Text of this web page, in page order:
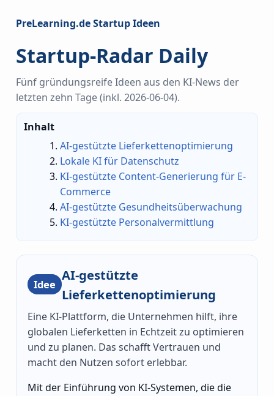
PreLearning.de Startup Ideen
Startup-Radar Daily
Fünf gründungsreife Ideen aus den KI-News der
letzten zehn Tage (inkl. 2026-06-04).
Inhalt
AI-gestützte Lieferkettenoptimierung
Lokale KI für Datenschutz
KI-gestützte Content-Generierung für E-
Commerce
AI-gestützte Gesundheitsüberwachung
KI-gestützte Personalvermittlung
Idee
AI-gestützte
Lieferkettenoptimierung
Eine KI-Plattform, die Unternehmen hilft, ihre
globalen Lieferketten in Echtzeit zu optimieren
und zu planen. Das schafft Vertrauen und
macht den Nutzen sofort erlebbar.
Mit der Einführung von KI-Systemen, die die